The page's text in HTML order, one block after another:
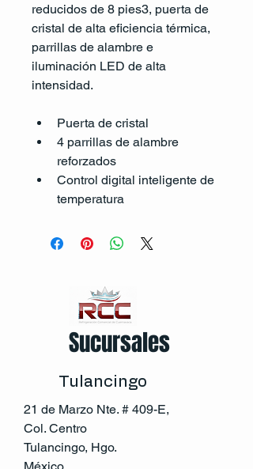
reducidos de 8 pies3, puerta de
cristal de alta eficiencia térmica,
parrillas de alambre e
iluminación LED de alta
intensidad.
Puerta de cristal
4 parrillas de alambre
reforzados
Control digital inteligente de
temperatura
Sucursales
Tulancingo
21 de Marzo Nte. # 409-E,
Col. Centro
Tulancingo, Hgo.